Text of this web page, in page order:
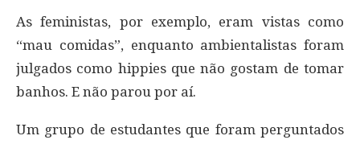
As feministas, por exemplo, eram vistas como
“mau comidas”, enquanto ambientalistas foram
julgados como hippies que não gostam de tomar
banhos. E não parou por aí.
Um grupo de estudantes que foram perguntados